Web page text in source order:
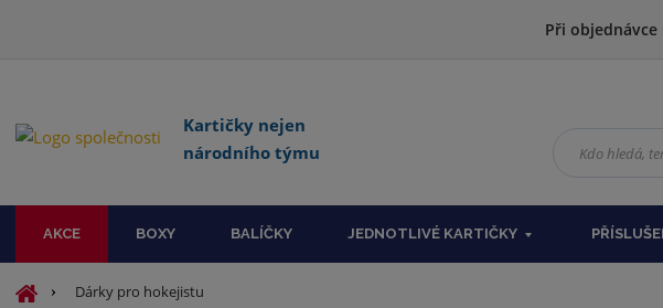
Při objednávce
Kartičky nejen
národního týmu
h
e
AKCE BOXY BALÍČKY JEDNOTLIVÉ KARTIČKY
Ú
Dárky pro hokejistu